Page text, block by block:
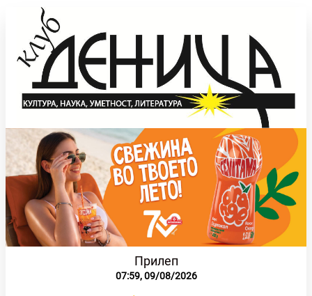
Прилеп
07:59,09/08/2026